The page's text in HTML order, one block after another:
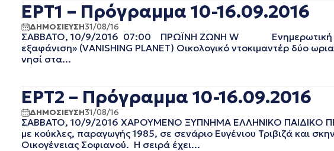
EΡΤ3
EΡΤNEWS
ΑΘΛΗΤΙΚΑ
ΓΕΝΙΚΗ
ΓΡΑΦΕΙΟ ΤΥΠΟΥ ΕΡΤ
ΠΟΛΙΤΙΚΗ
ΠΟΛΙΤΙΣΜΟΣ
ΡΑΔΙΟΦΩΝΟ
ΤΗΛΕΟΡΑΣΗ
ΑΥΓΟΥΣΤΟΣ 2025
ΙΟΥΛΙΟΣ 2025
ΙΟΥΝΙΟΣ 2025
ΜΑΙΟΣ 2025
ΦΕΒΡΟΥΑΡΙΟΣ 2025
ΙΑΝΟΥΑΡΙΟΣ 2025
ΔΕΚΕΜΒΡΙΟΣ 2024
ΝΟΕΜΒΡΙΟΣ 2024
ΟΚΤΩΒΡΙΟΣ 2024
ΕΡΤ1 – Πρόγραμμα 10-16.09.2016
ΔΗΜΟΣΙΕΥΣΗ31/08/16
ΣΑΒΒΑΤΟ, 10/9/2016 07:00 ΠΡΩΪΝΗ ΖΩΝΗ W
εξαφάνιση» (VANISHING PLANET) Οικολογικό ντοκιμαντέρ δύο
νησί στα...
ΕΡΤ2 – Πρόγραμμα 10-16.09.2016
ΔΗΜΟΣΙΕΥΣΗ31/08/16
ΣΑΒΒΑΤΟ, 10/9/2016 ΧΑΡΟΥΜΕΝΟ ΞΥΠΝΗΜΑ ΕΛΛΗΝΙΚΟ ΠΑΙΔΙΚΟ
με κούκλες, παραγωγής 1985, σε σενάριο Ευγένιου Τριβιζά και
Οικογένειας Σοφιανού. Η σειρά έχει...